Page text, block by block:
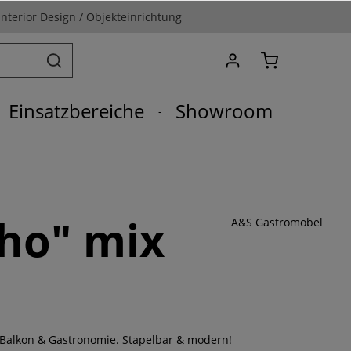
Design / Objekteinrichtung
Einsatzbereiche Showroom
mix
A&S Gastromöbel
& Gastronomie. Stapelbar & modern!